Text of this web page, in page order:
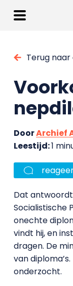
Terug
DoorArchief
Leestijd:1
Dat
Socialistische
onechte
vindt hij, en
dragen. De
van
onderzocht.